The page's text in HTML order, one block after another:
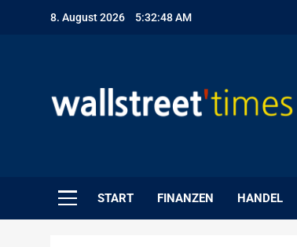
8. August 2026 5:32:49 AM
START FINANZEN HANDEL